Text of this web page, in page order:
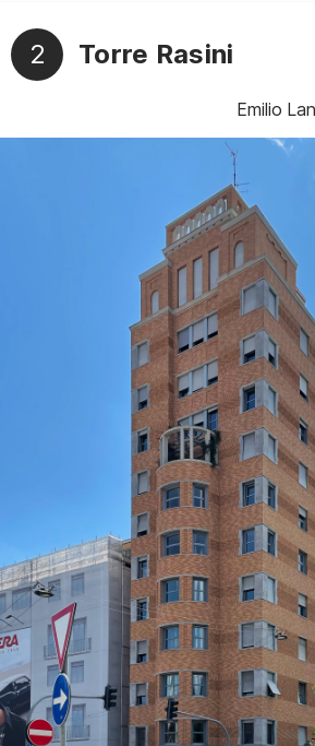
2 Torre Rasini
Emilio